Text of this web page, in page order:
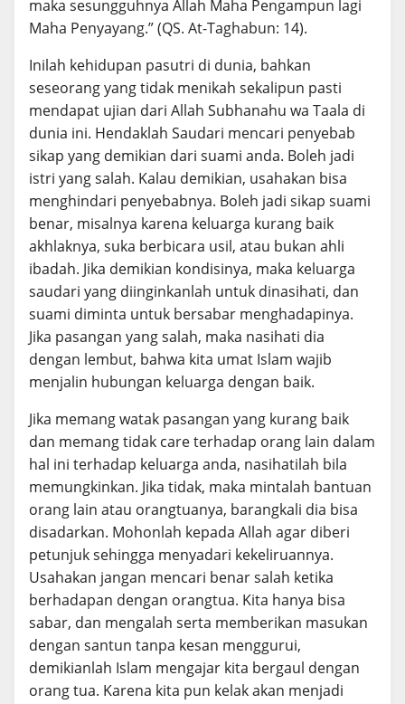
maka sesungguhnya Allah Maha Pengampun lagi
Maha Penyayang.” (QS. At-Taghabun: 14).
Inilah kehidupan pasutri di dunia, bahkan
seseorang yang tidak menikah sekalipun pasti
mendapat ujian dari Allah Subhanahu wa Taala di
dunia ini. Hendaklah Saudari mencari penyebab
sikap yang demikian dari suami anda. Boleh jadi
istri yang salah. Kalau demikian, usahakan bisa
menghindari penyebabnya. Boleh jadi sikap suami
benar, misalnya karena keluarga kurang baik
akhlaknya, suka berbicara usil, atau bukan ahli
ibadah. Jika demikian kondisinya, maka keluarga
saudari yang diinginkanlah untuk dinasihati, dan
suami diminta untuk bersabar menghadapinya.
Jika pasangan yang salah, maka nasihati dia
dengan lembut, bahwa kita umat Islam wajib
menjalin hubungan keluarga dengan baik.
Jika memang watak pasangan yang kurang baik
dan memang tidak care terhadap orang lain dalam
hal ini terhadap keluarga anda, nasihatilah bila
memungkinkan. Jika tidak, maka mintalah bantuan
orang lain atau orangtuanya, barangkali dia bisa
disadarkan. Mohonlah kepada Allah agar diberi
petunjuk sehingga menyadari kekeliruannya.
Usahakan jangan mencari benar salah ketika
berhadapan dengan orangtua. Kita hanya bisa
sabar, dan mengalah serta memberikan masukan
dengan santun tanpa kesan menggurui,
demikianlah Islam mengajar kita bergaul dengan
orang tua. Karena kita pun kelak akan menjadi